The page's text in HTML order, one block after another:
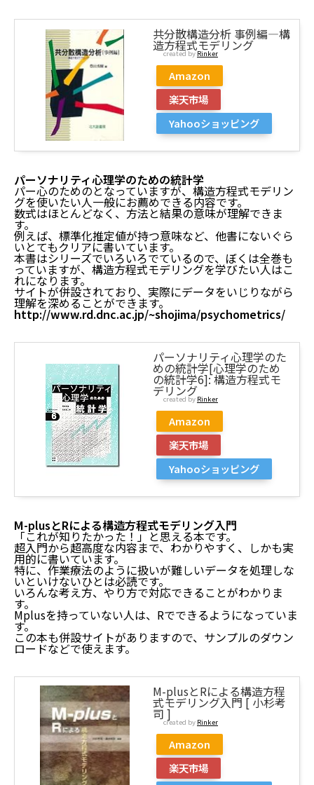
共分散構造分析 事例編―構
造方程式モデリング
created byRinker
Amazon
楽天市場
Yahooショッピング
パーソナリティ心理学のための統計学
パー心のためのとなっていますが、構造方程式モデリン
グを使いたい人一般にお薦めできる内容です。
数式はほとんどなく、方法と結果の意味が理解できま
す。
例えば、標準化推定値が持つ意味など、他書にないぐら
いとてもクリアに書いています。
本書はシリーズでいろいろでているので、ぼくは全巻も
っていますが、構造方程式モデリングを学びたい人はこ
れになります。
サイトが併設されており、実際にデータをいじりながら
理解を深めることができます。
http://www.rd.dnc.ac.jp/~shojima/psychometrics/
パーソナリティ心理学のた
めの統計学[心理学のため
の統計学6]: 構造方程式モ
デリング
created by Rinker
Amazon
楽天市場
Yahooショッピング
M-plusとRによる構造方程式モデリング入門
「これが知りたかった！」と思える本です。
超入門から超高度な内容まで、わかりやすく、しかも実
用的に書いています。
特に、作業療法のように扱いが難しいデータを処理しな
いといけないひとは必読です。
いろんな考え方、やり方で対応できることがわかりま
す。
Mplusを持っていない人は、Rでできるようになっていま
す。
この本も併設サイトがありますので、サンプルのダウン
ロードなどで使えます。
M-plusとRによる構造方程
式モデリング入門 [ 小杉考
司 ]created by Rinker
Amazon
楽天市場